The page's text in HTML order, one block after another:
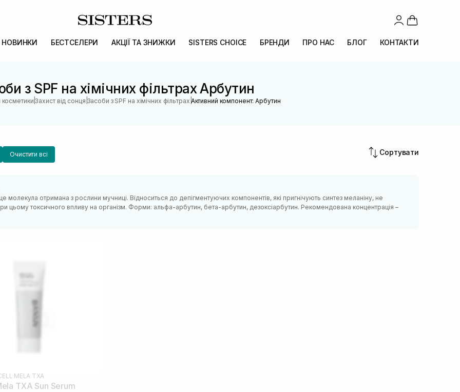
НОВИНКИ БЕСТСЕЛЕРИ АКЦІЇ ТА ЗНИЖКИ SISTERS CHOICE БРЕНДИ ПРО НАС БЛОГ КОНТАКТИ
з SPF на хімічних фільтрах Арбутин
косметики|Захист від сонця |Засоби з SPF на хімічних фільтрах |Активний компонент: Арбутин
Очистити всі Сортувати
молекула отримана з рослини мучниці. Відноситься до депігментуючих компонентів, які пригнічують синтез меланіну, не
цьому токсичного впливу на організм. Форми: альфа-арбутин, бета-арбутин, дезоксіарбутин. Рекомендована концентрація –
MELA TXA
TXA Sun Serum